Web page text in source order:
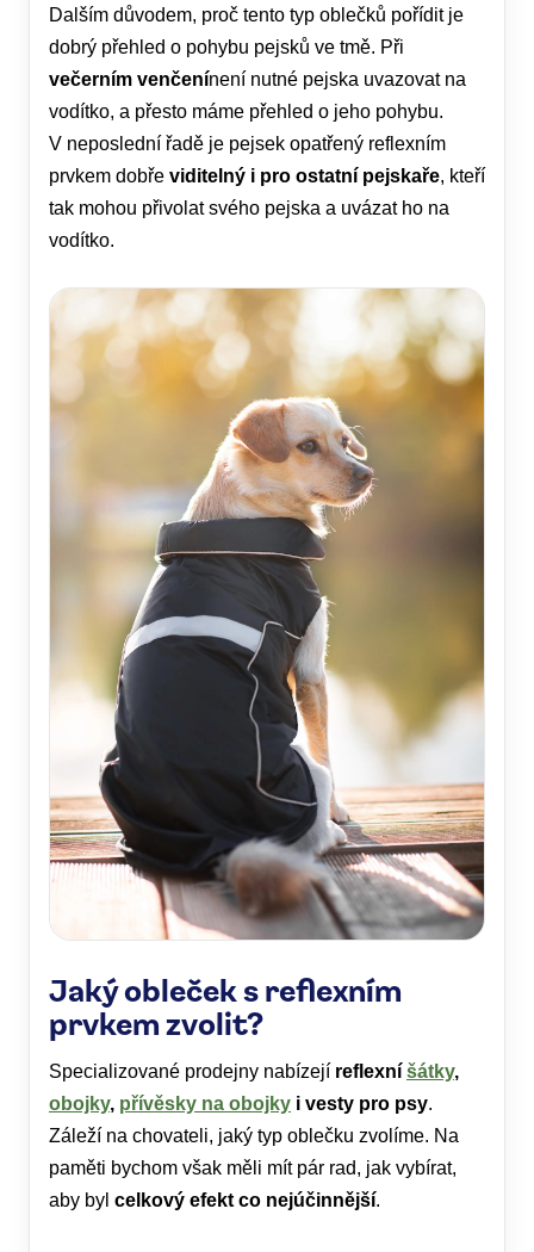
Dalším důvodem, proč tento typ oblečků pořídit je
dobrý přehled o pohybu pejsků ve tmě. Při
večerním venčenínení nutné pejska uvazovat na
vodítko, a přesto máme přehled o jeho pohybu.
V neposlední řadě je pejsek opatřený reflexním
prvkem dobře viditelný i pro ostatní pejskaře, kteří
tak mohou přivolat svého pejska a uvázat ho na
vodítko.
Jaký obleček s reflexním
prvkem zvolit?
Specializované prodejny nabízejí reflexní šátky,
obojky, přívěsky na obojky i vesty pro psy.
Záleží na chovateli, jaký typ oblečku zvolíme. Na
paměti bychom však měli mít pár rad, jak vybírat,
aby byl celkový efekt co nejúčinnější.